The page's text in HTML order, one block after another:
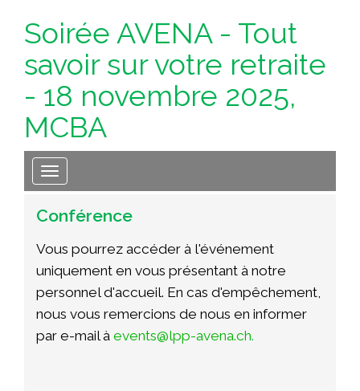
Soirée AVENA - Tout
savoir sur votre retraite
- 18 novembre 2025,
MCBA
Toggle navigation
Conférence
Vous pourrez accéder à l'événement
uniquement en vous présentant à notre
personnel d'accueil. En cas d'empêchement,
nous vous remercions de nous en informer
par e-mail à events@lpp-avena.ch.